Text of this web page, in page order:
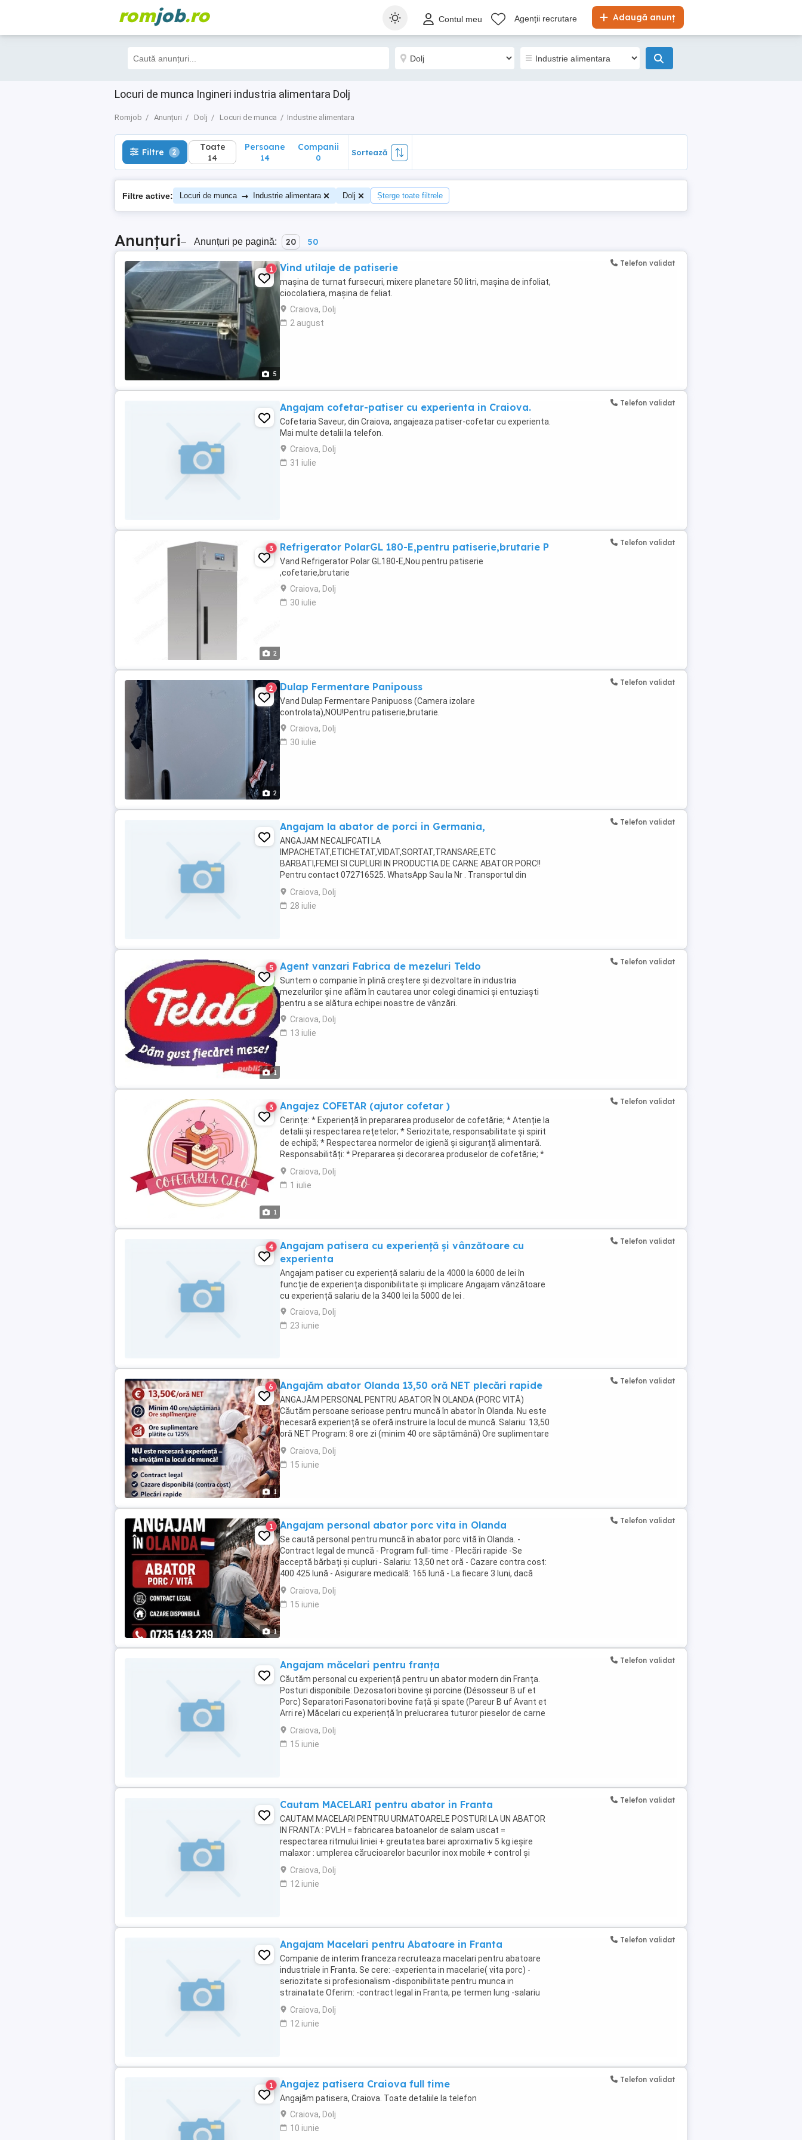
romjob.ro Adaugă anunț
Contul meu Agenții recrutare
Locuri de munca Ingineri industria alimentara Dolj
Romjob Anunțuri Dolj Locuri de munca Industrie alimentara
Filtre 2 Toate
14
Filtre 2 Toate
14
Persoane
14
Companii
0
Sortează
Filtre active: Locuri de munca → Industrie alimentara Dolj Șterge toate filtrele
Anunțuri– Anunțuri pe pagină: 20 50
5
1 Vind utilaje de patiserie
mașina de turnat fursecuri, mixere planetare 50 litri, mașina de infoliat,
ciocolatiera, mașina de feliat.
Craiova, Dolj
2 august
Telefon validat
Angajam cofetar-patiser cu experienta in Craiova.
Cofetaria Saveur, din Craiova, angajeaza patiser-cofetar cu experienta.
Mai multe detalii la telefon.
Craiova, Dolj
31 iulie
Telefon validat
2
3 Refrigerator PolarGL 180-E,pentru patiserie,brutarie P
Vand Refrigerator Polar GL180-E,Nou pentru patiserie
,cofetarie,brutarie
Craiova, Dolj
30 iulie
Telefon validat
2
2 Dulap Fermentare Panipouss
Vand Dulap Fermentare Panipuoss (Camera izolare
controlata),NOU!Pentru patiserie,brutarie.
Craiova, Dolj
30 iulie
Telefon validat
Angajam la abator de porci in Germania,
ANGAJAM NECALIFCATI LA
IMPACHETAT,ETICHETAT,VIDAT,SORTAT,TRANSARE,ETC
BARBATI,FEMEI SI CUPLURI IN PRODUCTIA DE CARNE ABATOR PORC!!
Pentru contact 072716525. WhatsApp Sau la Nr . Transportul din
Romania catre Germania NU este platit de catre companie. Locatii :
Rheda Experienta in acest domeniu ...
Craiova, Dolj
28 iulie
Telefon validat
1
5 Agent vanzari Fabrica de mezeluri Teldo
Suntem o companie în plină creștere și dezvoltare în industria
mezelurilor și ne aflăm în cautarea unor colegi dinamici și entuziaști
pentru a se alătura echipei noastre de vânzări.
Craiova, Dolj
13 iulie
Telefon validat
1
3 Angajez COFETAR (ajutor cofetar )
Cerințe: * Experiență în prepararea produselor de cofetărie; * Atenție la
detalii și respectarea rețetelor; * Seriozitate, responsabilitate și spirit
de echipă; * Respectarea normelor de igienă și siguranță alimentară.
Responsabilități: * Prepararea și decorarea produselor de cofetărie; *
Menținerea ...
Craiova, Dolj
1 iulie
Telefon validat
4
Angajam patisera cu experiență și vânzătoare cu
experienta
Angajam patiser cu experiență salariu de la 4000 la 6000 de lei în
funcție de experiența disponibilitate și implicare Angajam vânzătoare
cu experiență salariu de la 3400 lei la 5000 de lei .
Craiova, Dolj
23 iunie
Telefon validat
1
6 Angajăm abator Olanda 13,50 oră NET plecări rapide
ANGAJĂM PERSONAL PENTRU ABATOR ÎN OLANDA (PORC VITĂ)
Căutăm persoane serioase pentru muncă în abator în Olanda. Nu este
necesară experiență se oferă instruire la locul de muncă. Salariu: 13,50
oră NET Program: 8 ore zi (minim 40 ore săptămână) Ore suplimentare
plătite cu 125% Beneficii: ...
Craiova, Dolj
15 iunie
Telefon validat
1
1 Angajam personal abator porc vita in Olanda
Se caută personal pentru muncă în abator porc vită în Olanda. -
Contract legal de muncă - Program full-time - Plecări rapide -Se
acceptă bărbați și cupluri - Salariu: 13,50 net oră - Cazare contra cost:
400 425 lună - Asigurare medicală: 165 lună - La fiecare 3 luni, dacă
asigurarea medicală ...
Craiova, Dolj
15 iunie
Telefon validat
Angajam măcelari pentru franța
Căutăm personal cu experiență pentru un abator modern din Franța.
Posturi disponibile: Dezosatori bovine și porcine (Désosseur B uf et
Porc) Separatori Fasonatori bovine față și spate (Pareur B uf Avant et
Arri re) Măcelari cu experiență în prelucrarea tuturor pieselor de carne
bovină și porcină ...
Craiova, Dolj
15 iunie
Telefon validat
Cautam MACELARI pentru abator in Franta
CAUTAM MACELARI PENTRU URMATOARELE POSTURI LA UN ABATOR
IN FRANTA : PVLH = fabricarea batoanelor de salam uscat =
respectarea ritmului liniei + greutatea barei aproximativ 5 kg ieșire
malaxor : umplerea cărucioarelor bacurilor inox mobile + control și
înregistrare + împingerea bacurilor în camera ...
Craiova, Dolj
12 iunie
Telefon validat
Angajam Macelari pentru Abatoare in Franta
Companie de interim franceza recruteaza macelari pentru abatoare
industriale in Franta. Se cere: -experienta in macelarie( vita porc) -
seriozitate si profesionalism -disponibilitate pentru munca in
strainatate Oferim: -contract legal in Franta, pe termen lung -salariu
atractiv+ore suplimentare platite -echipament ...
Craiova, Dolj
12 iunie
Telefon validat
1 Angajez patisera Craiova full time
Angajăm patisera, Craiova. Toate detaliile la telefon
Craiova, Dolj
10 iunie
Telefon validat